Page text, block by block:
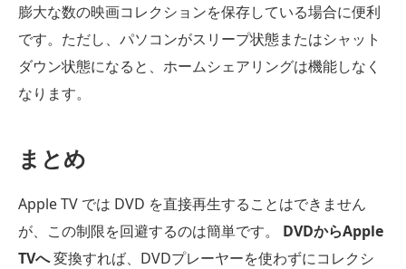
膨大な数の映画コレクションを保存している場合に便利
です。ただし、パソコンがスリープ状態またはシャット
ダウン状態になると、ホームシェアリングは機能しなく
なります。
まとめ
Apple TV では DVD を直接再生することはできません
が、この制限を回避するのは簡単です。 DVDからApple
TVへ変換すれば、DVDプレーヤーを使わずにコレクシ